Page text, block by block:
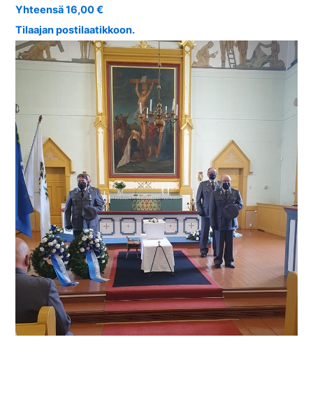
Yhteensä 16,00 €
Tilaajan postilaatikkoon.